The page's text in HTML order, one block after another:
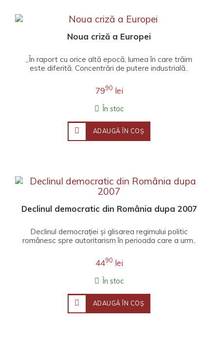
Noua criză a Europei
„În raport cu orice altă epocă, lumea în care trăim
este diferită. Concentrări de putere industrială..
7990 lei
În stoc
ADAUGĂ ÎN COŞ
Declinul democratic din România dupa 2007
Declinul democrației și glisarea regimului politic
românesc spre autoritarism în perioada care a urm..
4490 lei
În stoc
ADAUGĂ ÎN COŞ